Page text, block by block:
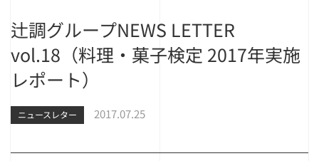
辻調グループNEWS LETTER
vol.18（料理・菓子検定 2017年実施
レポート）
ニュースレター 2017.07.25